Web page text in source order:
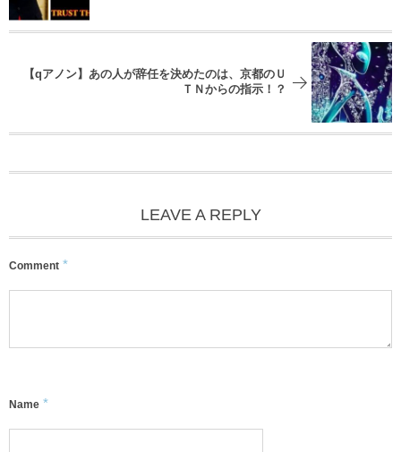
【qアノン】あの人が辞任を決めたのは、京都のＵ
ＴＮからの指示！？
LEAVE A REPLY
Comment *
Name *